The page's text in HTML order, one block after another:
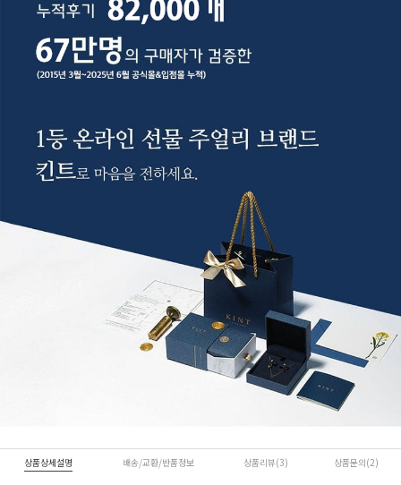
상품상세설명 배송/교환/반품정보 상품리뷰(3) 상품문의(2)